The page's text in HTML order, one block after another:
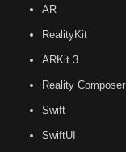
AR
RealityKit
ARKit 3
Reality Composer
Swift
SwiftUI